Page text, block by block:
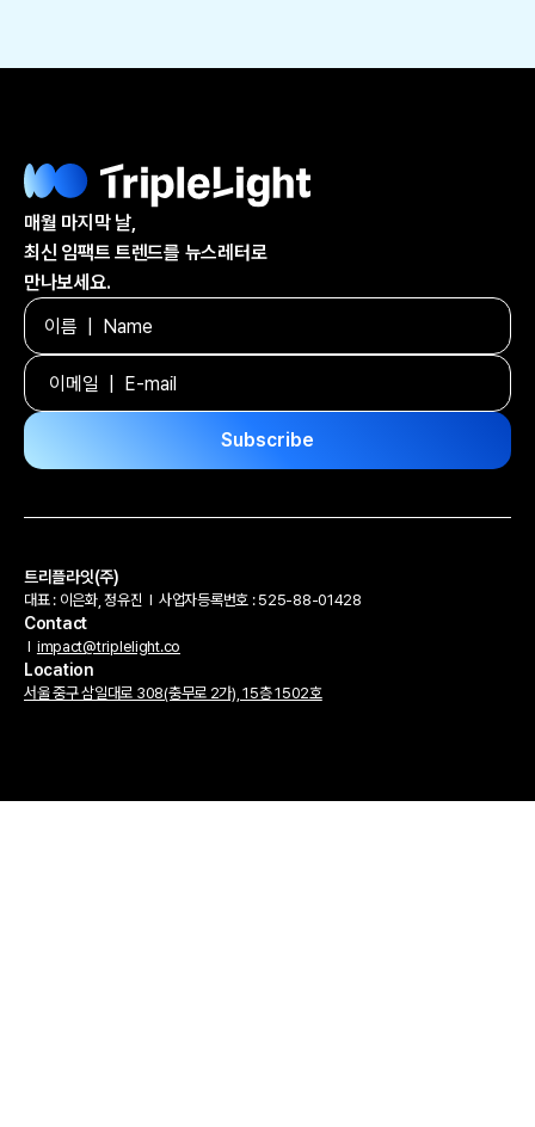
매월 마지막 날,
최신 임팩트 트렌드를 뉴스레터로
만나보세요.
트리플라잇(주)
대표 : 이은화, 정유진 l 사업자등록번호 : 525-88-01428
Contact
l impact@triplelight.co
Location
서울 중구 삼일대로 308(충무로 2가), 15층 1502호